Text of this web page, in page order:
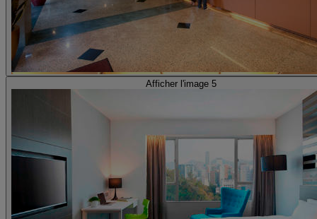
Afficher l'image 5